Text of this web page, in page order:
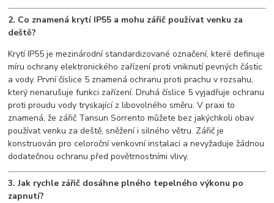
2. Co znamená krytí IP55 a mohu zářič používat venku za
deště?
Krytí IP55 je mezinárodní standardizované označení, které definuje
míru ochrany elektronického zařízení proti vniknutí pevných částic
a vody. První číslice 5 znamená ochranu proti prachu v rozsahu,
který nenarušuje funkci zařízení. Druhá číslice 5 vyjadřuje ochranu
proti proudu vody tryskající z libovolného směru. V praxi to
znamená, že zářič Tansun Sorrento můžete bez jakýchkoli obav
používat venku za deště, sněžení i silného větru. Zářič je
konstruován pro celoroční venkovní instalaci a nevyžaduje žádnou
dodatečnou ochranu před povětrnostními vlivy.
3. Jak rychle zářič dosáhne plného tepelného výkonu po
zapnutí?